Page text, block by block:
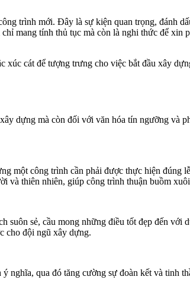
trình mới. Đây là sự kiện quan trọng, đánh
mang tính thủ tục mà còn là nghi thức để
cát để tượng trưng cho việc bắt đầu xây
dựng mà còn đối với văn hóa tín ngưỡng và
một công trình cần phải được thực hiện đúng
và thiên nhiên, giúp công trình thuận buồm
suôn sẻ, cầu mong những điều tốt đẹp đến
cho đội ngũ xây dựng.
nghĩa, qua đó tăng cường sự đoàn kết và tinh